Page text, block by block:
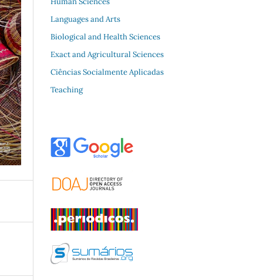
Languages and Arts
Biological and Health Sciences
Exact and Agricultural Sciences
Ciências Socialmente Aplicadas
Teaching